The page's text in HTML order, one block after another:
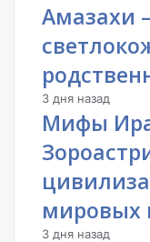
Амазахи
3 дня назад
Мифы
мировых
3 дня назад